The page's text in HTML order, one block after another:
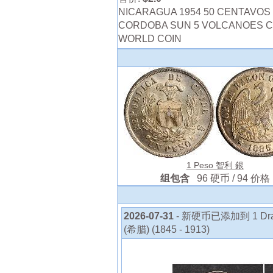
NICARAGUA 1954 50 CENTAVOS
CORDOBA SUN 5 VOLCANOES
WORLD COIN
1 Peso 智利 銀
组包含 96 硬币 / 94 价格
2026-07-31 - 新硬币已添加到 1
(希腊) (1845 - 1913)